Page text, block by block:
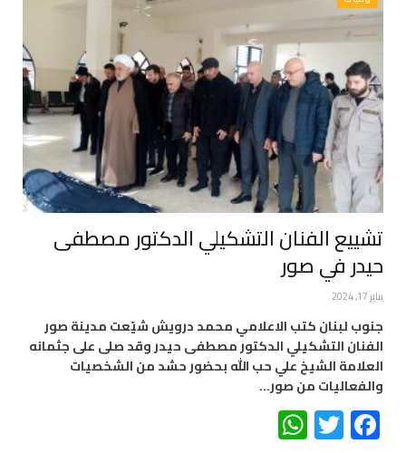
تشييع الفنان التشكيلي الدكتور مصطفى
حيدر في صور
يناير 17, 2024
جنوب لبنان كتب الاعلامي محمد درويش شيّعت مدينة صور
الفنان التشكيلي الدكتور مصطفى حيدر وقد صلى على جثمانه
العلامة الشيخ علي حب الله بحضور حشد من الشخصيات
والفعاليات من صور…
Facebook
Twitter